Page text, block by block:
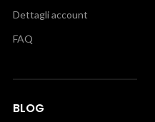
Dettagli account
FAQ
BLOG